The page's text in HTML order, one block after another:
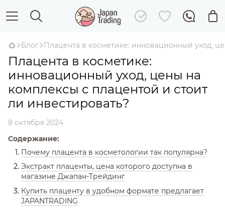
Блог Плацента в косметике: инновационный уход,
Плацента в косметике:
инновационный уход, цены на
комплексы с плацентой и стоит
ли инвестировать?
8 октября 2024
Содержание:
Почему плацента в косметологии так популярна?
Экстракт плаценты, цена которого доступна в
магазине Джапан-Трейдинг
Купить плаценту в удобном формате предлагает
JAPANTRADING